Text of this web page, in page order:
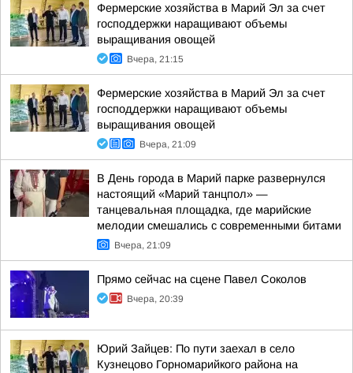
Фермерские хозяйства в Марий Эл за счет
господдержки наращивают объемы
выращивания овощей
Вчера, 21:15
Фермерские хозяйства в Марий Эл за счет
господдержки наращивают объемы
выращивания овощей
Вчера, 21:09
В День города в Марий парке развернулся
настоящий «Марий танцпол» —
танцевальная площадка, где марийские
мелодии смешались с современными битами
Вчера, 21:09
Прямо сейчас на сцене Павел Соколов
Вчера, 20:39
Юрий Зайцев: По пути заехал в село
Кузнецово Горномарийкого района на